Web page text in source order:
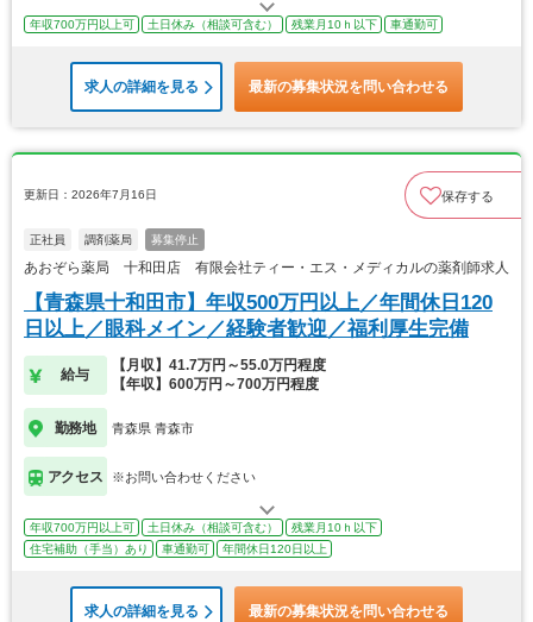
年収700万円以上可 土日休み（相談可含む） 残業月10ｈ以下 車通勤可
求人の詳細を見る 最新の募集状況を問い合わせる
更新日：2026年7月16日 保存する
正社員 調剤薬局 募集停止
あおぞら薬局 十和田店 有限会社ティー・エス・メディカルの薬剤師求人
【青森県十和田市】年収500万円以上／年間休日120
日以上／眼科メイン／経験者歓迎／福利厚生完備
給与
【月収】41.7万円～55.0万円程度
【年収】600万円～700万円程度
勤務地 青森県 青森市
アクセス ※お問い合わせください
年収700万円以上可 土日休み（相談可含む）
残業月10ｈ以下
住宅補助（手当）あり
車通勤可 年間休日120日以上
求人の詳細を見る 最新の募集状況を問い合わせる